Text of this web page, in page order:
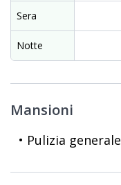
Sera
Notte
Mansioni
• Pulizia generale